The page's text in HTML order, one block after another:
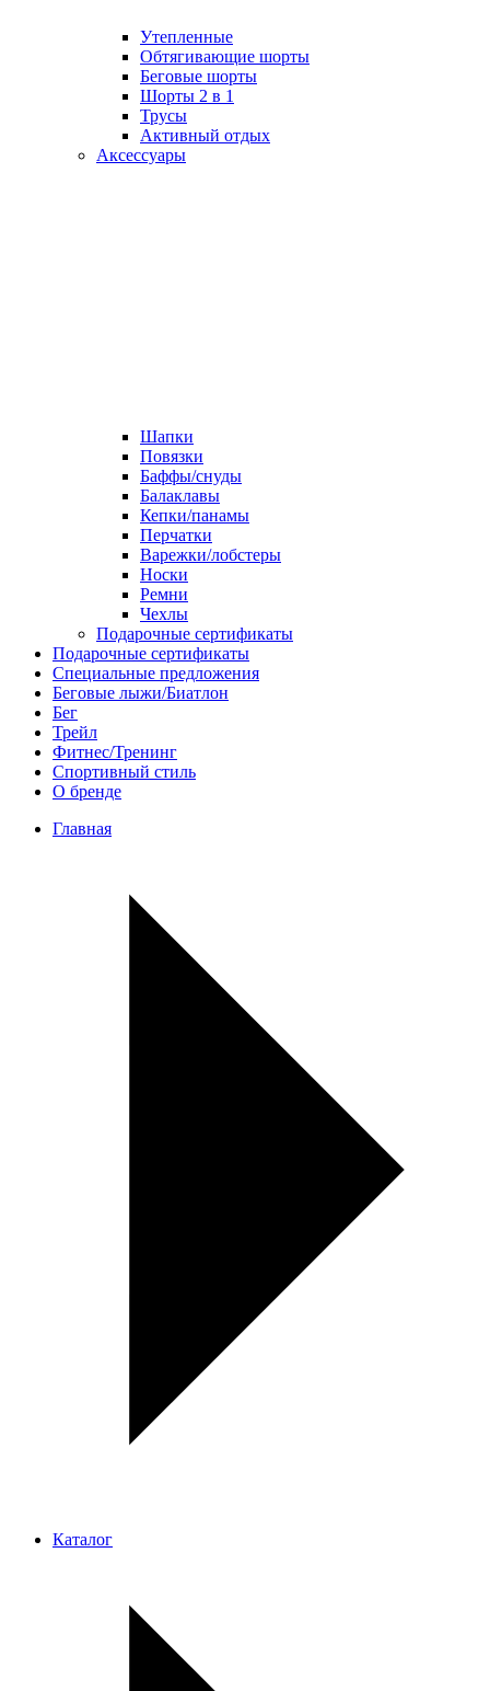
Утепленные
Обтягивающие шорты
Беговые шорты
Шорты 2 в 1
Трусы
Активный отдых
Аксессуары
Шапки
Повязки
Баффы/снуды
Балаклавы
Кепки/панамы
Перчатки
Варежки/лобстеры
Носки
Ремни
Чехлы
Подарочные сертификаты
Подарочные сертификаты
Специальные предложения
Беговые лыжи/Биатлон
Бег
Трейл
Фитнес/Тренинг
Спортивный стиль
О бренде
Главная
Каталог